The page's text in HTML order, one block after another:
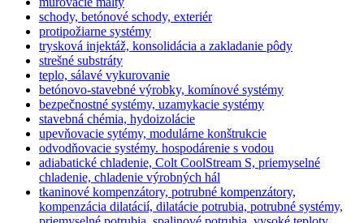
schody, betónové schody, exteriér
protipožiarne systémy
trysková injektáž, konsolidácia a zakladanie pôdy
strešné substráty
teplo, sálavé vykurovanie
betónovo-stavebné výrobky, komínové systémy
bezpečnostné systémy, uzamykacie systémy
stavebná chémia, hydoizolácie
upevňovacie sytémy, modulárne konštrukcie
odvodňovacie systémy. hospodárenie s vodou
adiabatické chladenie, Colt CoolStream S, priemyselné
chladenie, chladenie výrobných hál
tkaninové kompenzátory, potrubné kompenzátory,
kompenzácia dilatácií, dilatácie potrubia, potrubné systémy,